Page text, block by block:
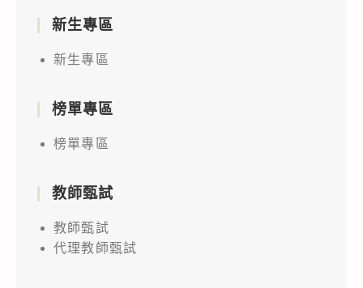
新生專區
新生專區
榜單專區
榜單專區
教師甄試
教師甄試
代理教師甄試